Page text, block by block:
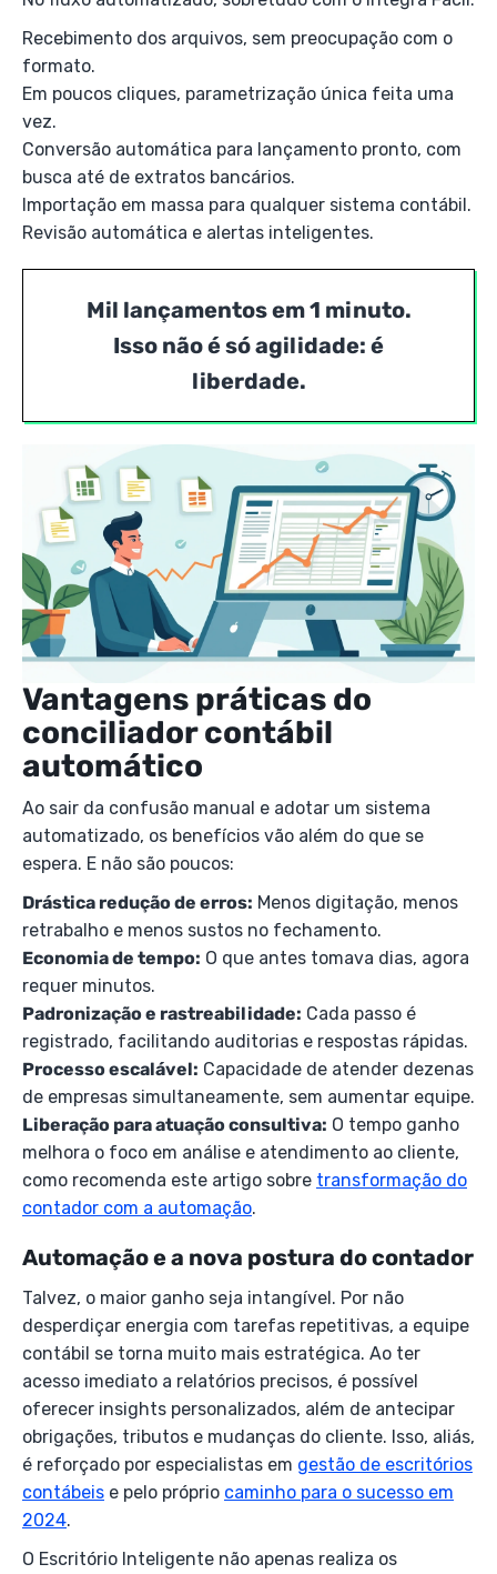
Recebimento dos arquivos, sem preocupação com o
formato.
Em poucos cliques, parametrização única feita uma
vez.
Conversão automática para lançamento pronto, com
busca até de extratos bancários.
Importação em massa para qualquer sistema contábil.
Revisão automática e alertas inteligentes.
Mil lançamentos em 1 minuto.
Isso não é só agilidade: é
liberdade.
Vantagens práticas do
conciliador contábil
automático
Ao sair da confusão manual e adotar um sistema
automatizado, os benefícios vão além do que se
espera. E não são poucos:
Drástica redução de erros: Menos digitação, menos
retrabalho e menos sustos no fechamento.
Economia de tempo: O que antes tomava dias, agora
requer minutos.
Padronização e rastreabilidade: Cada passo é
registrado, facilitando auditorias e respostas rápidas.
Processo escalável: Capacidade de atender dezenas
de empresas simultaneamente, sem aumentar equipe.
Liberação para atuação consultiva: O tempo ganho
melhora o foco em análise e atendimento ao cliente,
como recomenda este artigo sobre transformação do
contador com a automação.
Automação e a nova postura do contador
Talvez, o maior ganho seja intangível. Por não
desperdiçar energia com tarefas repetitivas, a equipe
contábil se torna muito mais estratégica. Ao ter
acesso imediato a relatórios precisos, é possível
oferecer insights personalizados, além de antecipar
obrigações, tributos e mudanças do cliente. Isso, aliás,
é reforçado por especialistas em gestão de escritórios
contábeis e pelo próprio caminho para o sucesso em
2024.
O Escritório Inteligente não apenas realiza os